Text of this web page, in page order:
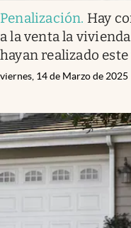
Penalización. Hay
a la venta la
hayan realizado
viernes, 14 de Marzo de 2025